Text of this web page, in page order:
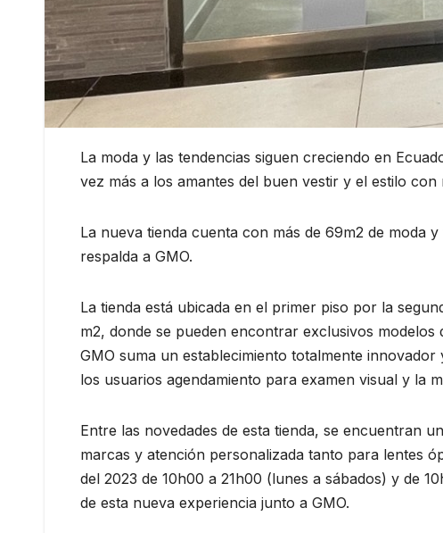
La moda y las tendencias siguen creciendo en
vez más a los amantes del buen vestir y el estilo
La nueva tienda cuenta con más de 69m2 de moda
respalda a GMO.
La tienda está ubicada en el primer piso por la
m2, donde se pueden encontrar exclusivos
GMO suma un establecimiento totalmente
los usuarios agendamiento para examen visual y la
Entre las novedades de esta tienda, se encuentran
marcas y atención personalizada tanto para lentes
del 2023 de 10h00 a 21h00 (lunes a sábados) y de
de esta nueva experiencia junto a GMO.